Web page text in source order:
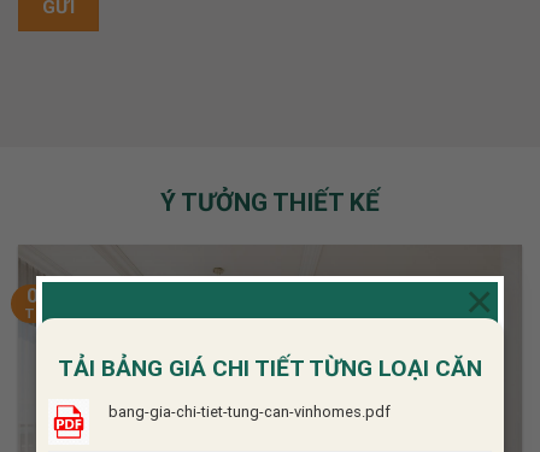
TẢI BẢNG GIÁ CHI TIẾT TỪNG LOẠI CĂN
bang-gia-chi-tiet-tung-can-vinhomes.pdf
×
Ý TƯỞNG THIẾT KẾ
06
Th6